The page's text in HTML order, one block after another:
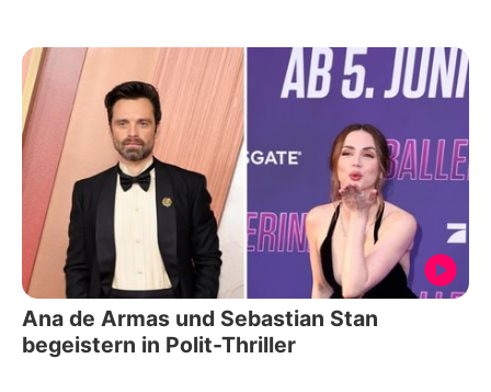
Ana de Armas und Sebastian Stan
begeistern in Polit-Thriller